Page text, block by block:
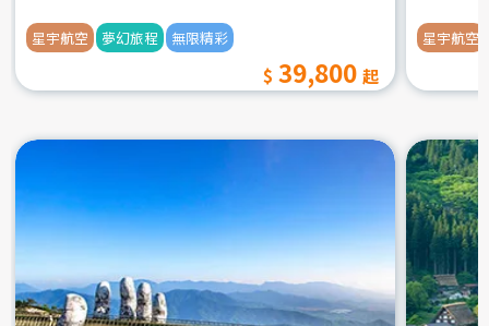
星宇航空 夢幻旅程 無限精彩
39,800
星宇航空